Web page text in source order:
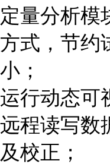
定量分析模
方式，节约
小；
运行动态可
远程读写数
及校正；